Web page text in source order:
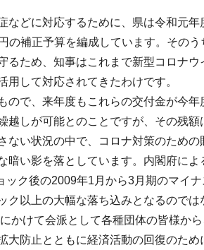
などに対応するために、県は令和元
の補正予算を編成しています。その
るため、知事はこれまで新型コロナ
して対応されてきたわけです。
ので、来年度もこれらの交付金が今
越しが可能とのことですが、その残
ない状況の中で、コロナ対策のための
暗い影を落としています。内閣府に
ック後の2009年1月から3月期のマイ
ク以上の大幅な落ち込みとなるのでは
かけて会派として各種団体の皆様か
大防止とともに経済活動の回復のため